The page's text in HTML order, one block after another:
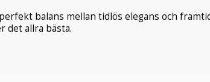
balans mellan tidlös elegans och
det allra bästa.